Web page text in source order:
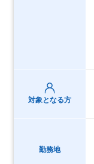
対象となる方
勤務地